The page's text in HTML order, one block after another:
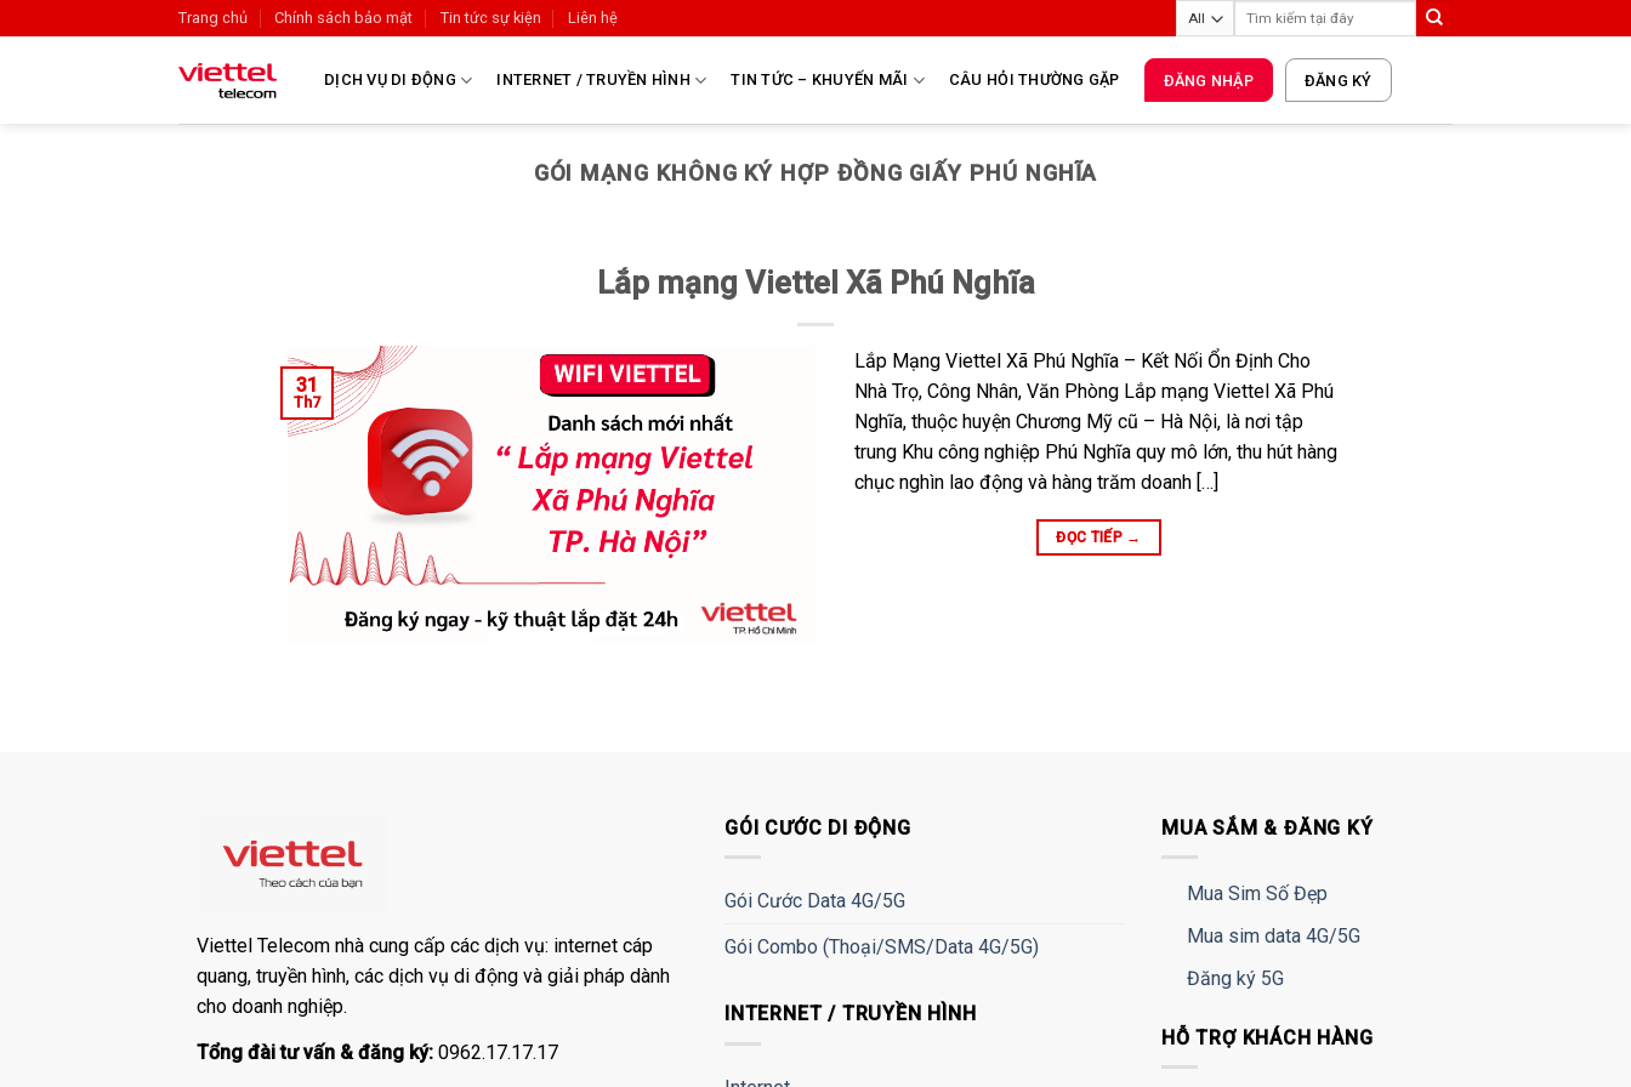
Trang chủ Chính sách bảo mật Tin tức sự kiện Liên hệ
DỊCH VỤ DI ĐỘNG INTERNET / TRUYỀN HÌNH TIN TỨC – KHUYẾN MÃI CÂU HỎI THƯỜNG GẶP ĐĂNG NHẬP ĐĂNG KÝ
GÓI MẠNG KHÔNG KÝ HỢP ĐỒNG GIẤY PHÚ NGHĨA
Lắp mạng Viettel Xã Phú Nghĩa
31
Th7
Lắp Mạng Viettel Xã Phú Nghĩa – Kết Nối Ổn Định Cho
Nhà Trọ, Công Nhân, Văn Phòng Lắp mạng Viettel Xã Phú
Nghĩa, thuộc huyện Chương Mỹ cũ – Hà Nội, là nơi tập
trung Khu công nghiệp Phú Nghĩa quy mô lớn, thu hút hàng
chục nghìn lao động và hàng trăm doanh […]
ĐỌC TIẾP →
Viettel Telecom nhà cung cấp các dịch vụ: internet cáp
quang, truyền hình, các dịch vụ di động và giải pháp dành
cho doanh nghiệp.
Tổng đài tư vấn & đăng ký: 0962.17.17.17
GÓI CƯỚC DI ĐỘNG
Gói Cước Data 4G/5G
Gói Combo (Thoại/SMS/Data 4G/5G)
INTERNET / TRUYỀN HÌNH
MUA SẮM & ĐĂNG KÝ
Mua Sim Số Đẹp
Mua sim data 4G/5G
Đăng ký 5G
HỖ TRỢ KHÁCH HÀNG